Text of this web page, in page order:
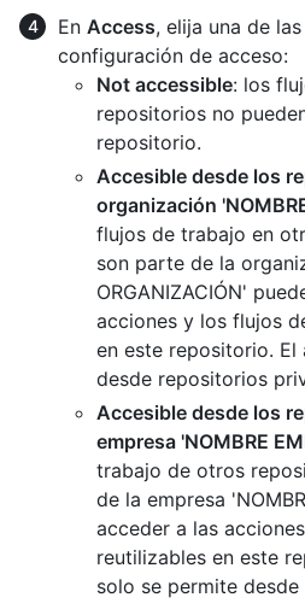
En Access, elija una de
configuración de acceso:
Not accessible: los
repositorios no
repositorio.
Accesible desde los
organización
flujos de trabajo en
son parte de la
ORGANIZACIÓN'
acciones y los flujos
en este repositorio.
desde repositorios
Accesible desde los
empresa 'NOMBRE
trabajo de otros
de la empresa
acceder a las
reutilizables en este
solo se permite